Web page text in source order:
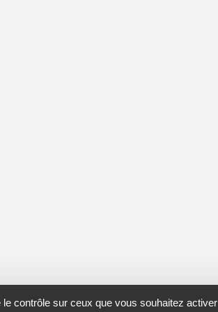
contrôle sur ceux que vous souhaitez activer